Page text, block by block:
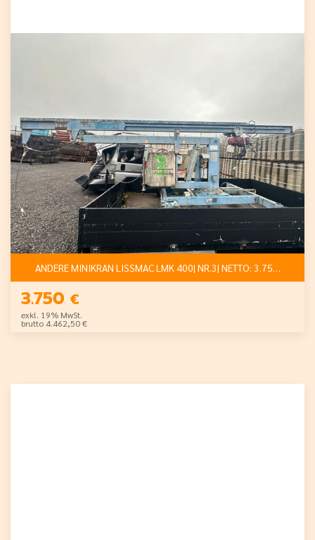
ANDERE MINIKRAN LISSMAC LMK 400| NR.3| NETTO: 3.750 €
3.750 €
exkl. 19% MwSt.
brutto 4.462,50 €